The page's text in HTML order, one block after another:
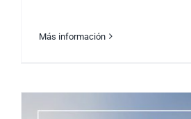
Más información